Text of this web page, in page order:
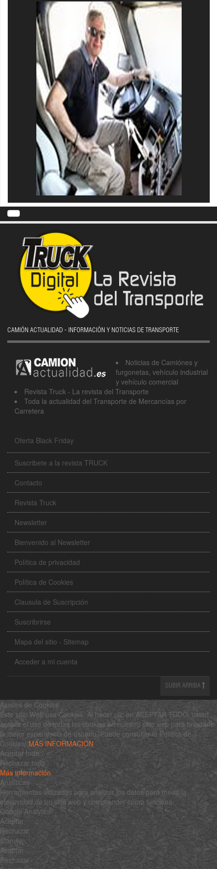
CAMIÓN ACTUALIDAD - INFORMACIÓN Y NOTICIAS DE TRANSPORTE
Noticias de Camiónes y
furgonetas, vehículo industrial
y vehículo comercial
Revista Truck - La revista del Transporte
Toda la actualidad del Transporte de Mercancías por
Carretera
Oferta Black Friday
Suscribete a la revista TRUCK
Contacto
Revista Truck
Newsletter
Bienvenido al Newsletter
Política de privacidad
Política de Cookies
Clausula de Suscripción
Suscribrirse
Mapa del sitio - Sitemap
Acceder a mi cuenta
SUBIR ARRIBA
Ajustes de Cookies
Este sitio Web usa Cookies. Al hacer clic en ACEPTAR TODO, usted
acepta el uso de todas las cookies en nuestro sitio web para brindarle
la mejor experiencia de usuario. Puede consultar la Política de
Cookies: MÁS INFORMACIÓN
Aceptar todo
Rechazar todo
Más información
Analíticas
Herramientas utilizadas para analizar los datos para medir la
efectividad de un sitio web y comprender cómo funciona.
Google Analytics
Aceptar
Rechazar
$family
Aceptar
Rechazar